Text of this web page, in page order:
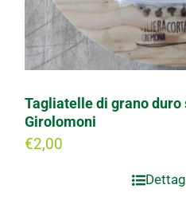
Tagliatelle di grano
Girolomoni
€2,00